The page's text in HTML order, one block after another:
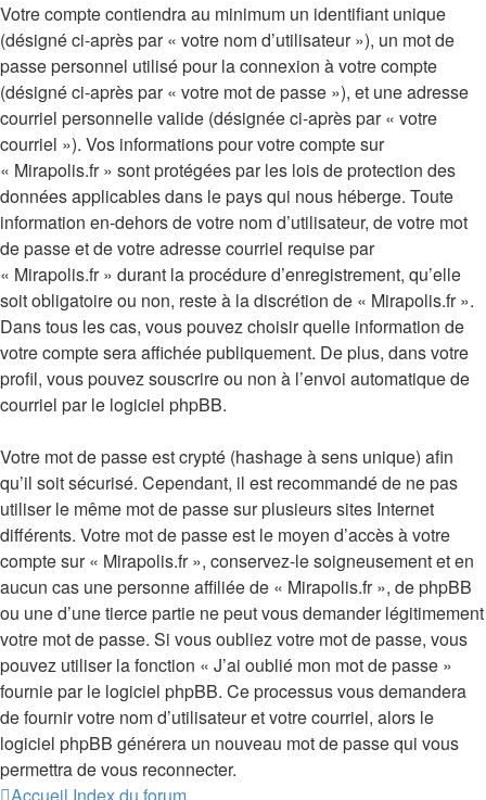
Votre compte contiendra au minimum un identifiant unique
(désigné ci-après par « votre nom d’utilisateur »), un mot de
passe personnel utilisé pour la connexion à votre compte
(désigné ci-après par « votre mot de passe »), et une adresse
courriel personnelle valide (désignée ci-après par « votre
courriel »). Vos informations pour votre compte sur
« Mirapolis.fr » sont protégées par les lois de protection des
données applicables dans le pays qui nous héberge. Toute
information en-dehors de votre nom d’utilisateur, de votre mot
de passe et de votre adresse courriel requise par
« Mirapolis.fr » durant la procédure d’enregistrement, qu’elle
soit obligatoire ou non, reste à la discrétion de « Mirapolis.fr ».
Dans tous les cas, vous pouvez choisir quelle information de
votre compte sera affichée publiquement. De plus, dans votre
profil, vous pouvez souscrire ou non à l’envoi automatique de
courriel par le logiciel phpBB.
Votre mot de passe est crypté (hashage à sens unique) afin
qu’il soit sécurisé. Cependant, il est recommandé de ne pas
utiliser le même mot de passe sur plusieurs sites Internet
différents. Votre mot de passe est le moyen d’accès à votre
compte sur « Mirapolis.fr », conservez-le soigneusement et en
aucun cas une personne affiliée de « Mirapolis.fr », de phpBB
ou une d’une tierce partie ne peut vous demander légitimement
votre mot de passe. Si vous oubliez votre mot de passe, vous
pouvez utiliser la fonction « J’ai oublié mon mot de passe »
fournie par le logiciel phpBB. Ce processus vous demandera
de fournir votre nom d’utilisateur et votre courriel, alors le
logiciel phpBB générera un nouveau mot de passe qui vous
permettra de vous reconnecter.